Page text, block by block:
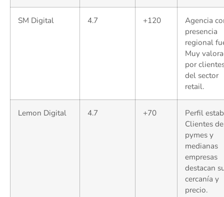
SM Digital 4.7 +120
Agencia
presencia
regional
Muy
por
del sector
retail.
Lemon Digital 4.7 +70
Perfil
Clientes de
pymes y
medianas
empresas
destacan
cercanía y
precio.